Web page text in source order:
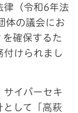
律（令和6年法
体の議会にお
を確保するた
付けられまし
サイバーセキ
として「高萩